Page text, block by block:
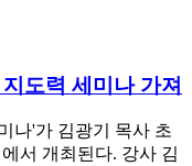
도력 세미나 가져
나'가 김광기 목사 초
서 개최된다. 강사 김